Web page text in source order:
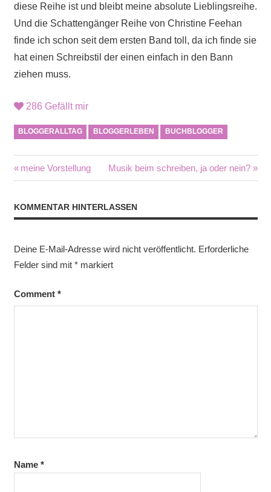
diese Reihe ist und bleibt meine absolute Lieblingsreihe.
Und die Schattengänger Reihe von Christine Feehan
finde ich schon seit dem ersten Band toll, da ich finde sie
hat einen Schreibstil der einen einfach in den Bann
ziehen muss.
286 Gefällt mir
BLOGGERALLTAG BLOGGERLEBEN BUCHBLOGGER
Beitragsnavigation
Vorheriger
Beitrag:
meine Vorstellung
Nächster
Beitrag:
Musik beim schreiben, ja oder nein?
KOMMENTAR HINTERLASSEN
Deine E-Mail-Adresse wird nicht veröffentlicht. Erforderliche
Felder sind mit *markiert
Comment*
Name*